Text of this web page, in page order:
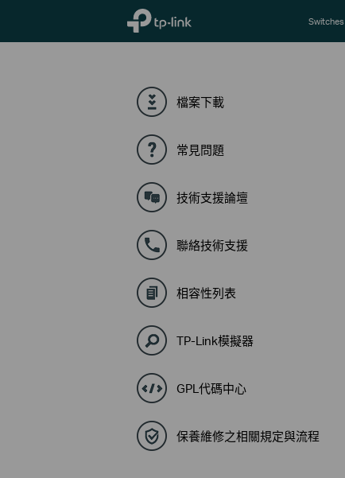
TP-Link, Reliably Smart Switches
檔案下載
常見問題
技術支援論壇
聯絡技術支援
相容性列表
TP-Link模擬器
GPL代碼中心
保養維修之相關規定與流程